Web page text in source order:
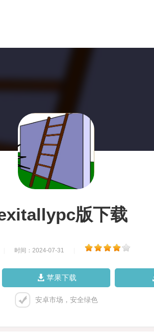
版下载
时间：2024-07-31
苹果下载
安卓市场，安全绿色